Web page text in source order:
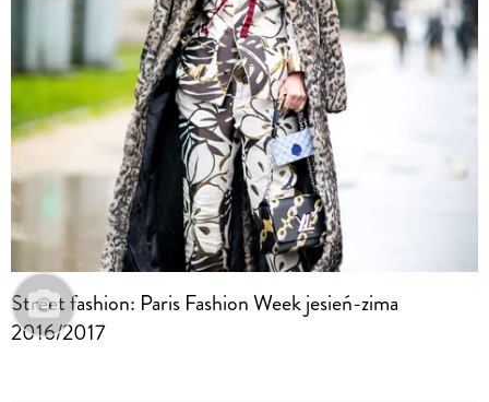
Street fashion: Paris Fashion Week jesień-zima
2016/2017